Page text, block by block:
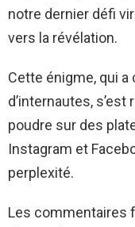
notre dernier défi
vers la révélation.
Cette énigme, qui a
d’internautes,
poudre sur des
Instagram et
perplexité.
Les commentaires